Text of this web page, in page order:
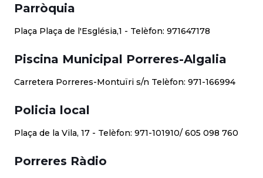
Parròquia
Plaça Plaça de l'Església,1 - Telèfon: 971647178
Piscina Municipal Porreres-Algalia
Carretera Porreres-Montuïri s/n Telèfon: 971-166994
Policia local
Plaça de la Vila, 17 - Telèfon: 971-101910/ 605 098 760
Porreres Ràdio